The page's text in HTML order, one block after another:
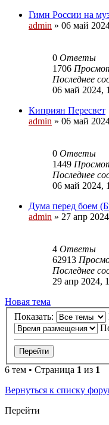
Гимн России на
admin » 06 май
0 Ответы
1706
Последнее
06 май 2024,
Киприян Пересвет
admin » 06 май
0 Ответы
1449
Последнее
06 май 2024,
Дума перед боем
admin » 27 апр
4 Ответы
62913
Последнее
29 апр 2024,
Новая тема
Показать:
6 тем • Страница 1 из 1
Вернуться к списку
Перейти